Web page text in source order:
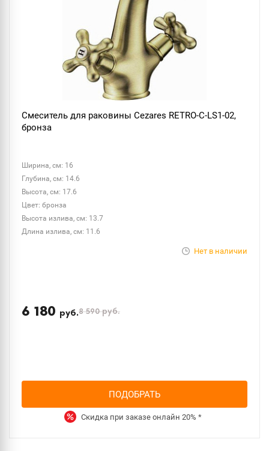
Смеситель для раковины Cezares RETRO-C-LS1-02,
бронза
Ширина, см: 16
Глубина, см: 14.6
Высота, см: 17.6
Цвет: бронза
Высота излива, см: 13.7
Длина излива, см: 11.6
Нет в наличии
6 180 руб.8 590руб.
ПОДОБРАТЬ
Скидка при заказе онлайн 20% *